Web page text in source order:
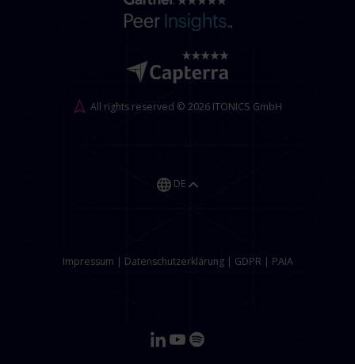
All rights reserved © 2026 ITONICS GmbH
DE
Impressum | Datenschutzerklärung| GDPR | PAIA